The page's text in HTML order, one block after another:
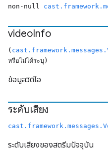
non-null
videoInfo
(
หรือไม่ได้ระบุ)
ข้อมูลวิดีโอ
ระดับเสียง
ระดับเสียงของสตรีมปัจจุบัน